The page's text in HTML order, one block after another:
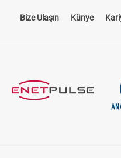
Bize Ulaşın Künye